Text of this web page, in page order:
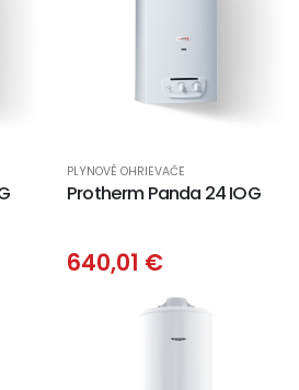
PLYNOVÉ OHRIEVAČE
Protherm Panda 24 IOG
640,01 €